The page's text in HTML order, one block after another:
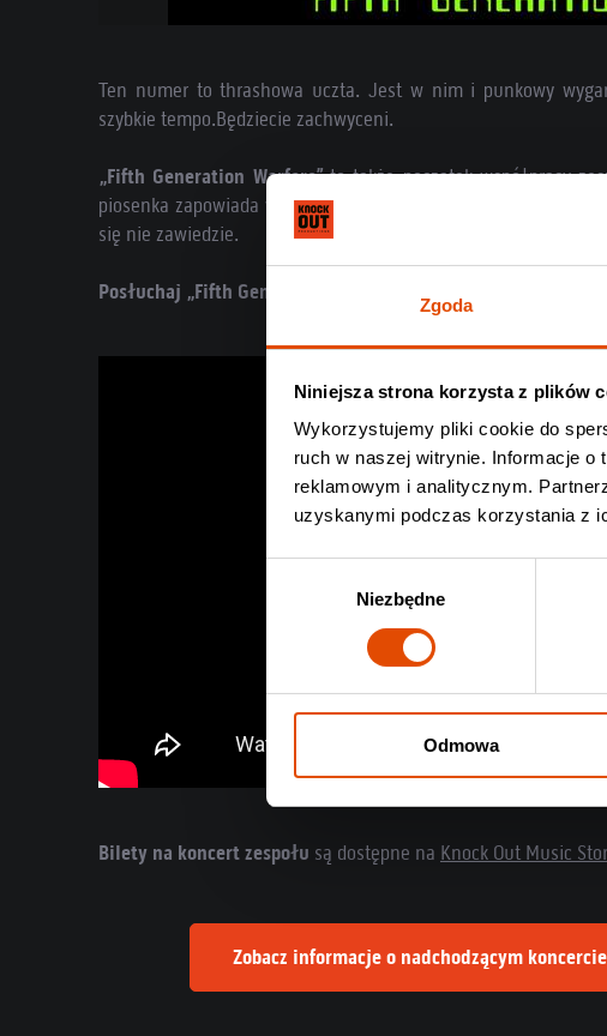
Zgoda
Niniejsza strona korzysta z plików
Wykorzystujemy pliki cookie do
ruch w naszej witrynie. Informacje o
reklamowym i analitycznym.
uzyskanymi podczas korzystania z
Niezbędne
Odmowa
Ten numer to thrashowa uczta. Jest w nim i punkowy
szybkie tempo.Będziecie zachwyceni.
„Fifth Generation Warfare”to także początek współpracy
piosenka zapowiada większe wydawnictwo. Możemy być
się nie zawiedzie.
Posłuchaj „Fifth Generation Warfare”
Bilety na koncert zespołu są dostępne na Knock Out Music
Zobacz informacje o nadchodzącym